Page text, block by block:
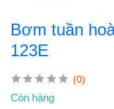
Bơm tuần
123E
(0)
Còn hàng